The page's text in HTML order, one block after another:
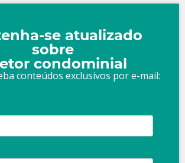
se atualizado
sobre
condominial
conteúdos exclusivos por e-mail: